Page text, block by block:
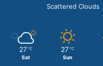
Scattered Clouds
27 ℃
Sat
27 ℃
Sun